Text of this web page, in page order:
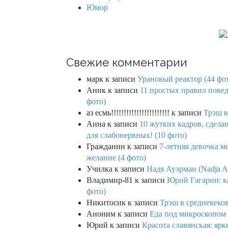
Юмор
Свежие комментарии
марк к записи Урановый реактор (44
Аник к записи 11 простых правил
фото)
аз есмь!!!!!!!!!!!!!!!!!!!!!!! к записи Трэш в
Анна к записи 10 жутких кадров,
для слабонервных! (10 фото)
Гражданин к записи 7-летняя девочка
желание (4 фото)
Училка к записи Надя Ауэрман (Nadja
Владимир-81 к записи Юрий Гагарин:
фото)
Никитосик к записи Трэш в
Аноним к записи Еда под микроскопом
Юрий к записи Красота славянская: